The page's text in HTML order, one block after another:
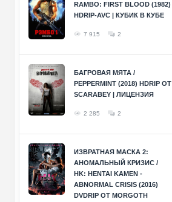
RAMBO: FIRST BLOOD (1982)
HDRIP-AVC | КУБИК В КУБЕ
7 915 2
БАГРОВАЯ МЯТА /
PEPPERMINT (2018) HDRIP ОТ
SCARABEY | ЛИЦЕНЗИЯ
2 285 2
ИЗВРАТНАЯ МАСКА 2:
АНОМАЛЬНЫЙ КРИЗИС /
HK: HENTAI KAMEN -
ABNORMAL CRISIS (2016)
DVDRIP ОТ MORGOTH